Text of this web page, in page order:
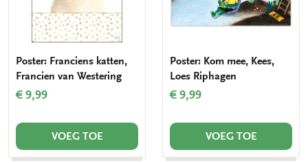
Poster: Franciens katten,
Francien van Westering
€ 9,99
VOEG TOE
Poster: Kom mee, Kees,
Loes Riphagen
€ 9,99
VOEG TOE